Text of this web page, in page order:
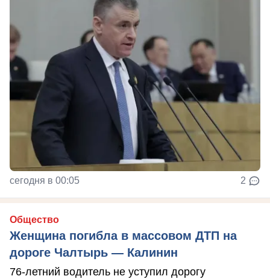
сегодня в 00:05 2
Общество
Женщина погибла в массовом ДТП на
дороге Чалтырь — Калинин
76-летний водитель не уступил дорогу